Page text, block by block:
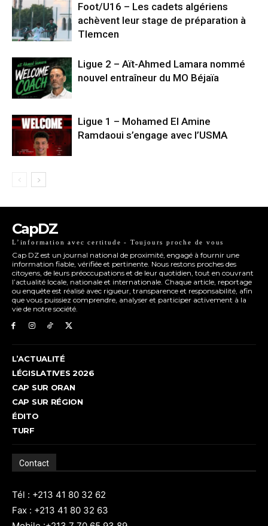
Foot/U16 – Les cadets algériens
achèvent leur stage de préparation à
Tlemcen
Ligue 2 – Aït-Ahmed Lamara nommé
nouvel entraîneur du MO Béjaïa
Ligue 1 – Mohamed El Amine
Ramdaoui s’engage avec l’USMA
CapDZ
L’information avec certitude - Toujours proche de vous
Cap DZ est un journal national de proximité, engagé à fournir une
information fiable, vérifiée et pertinente. Nous restons proches des
citoyens, de leurs préoccupations et de leur quotidien, tout en couvrant
l’actualité locale, nationale et internationale. Chaque article, reportage
ou enquête est réalisé avec rigueur, transparence et responsabilité, afin
que vous puissiez comprendre, analyser et participer activement à la
vie de notre société.
L’ACTUALITÉ
LÉGISLATIVES 2026
CAP SUR ORAN
CAP SUR RÉGION
ÉDITO
TURF
Contact
Tél : +213 41 80 32 62
Fax : +213 41 80 32 63